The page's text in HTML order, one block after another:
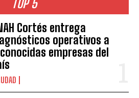
TOP 5
Cortés entrega
operativos a
empresas del